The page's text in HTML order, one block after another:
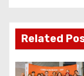
a
c
Related